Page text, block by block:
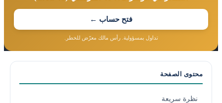
فتح حساب ←
تداول بمسؤولية. رأس مالك معرّض للخطر.
محتوى الصفحة
نظرة سريعة